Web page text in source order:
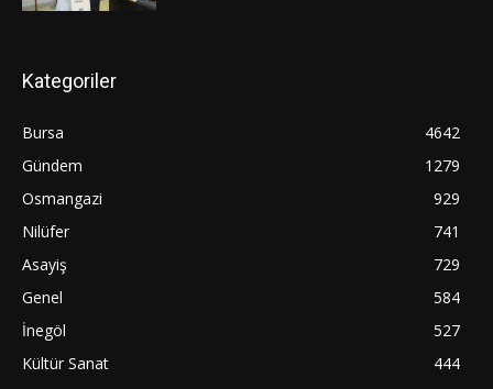
Kategoriler
Bursa
4642
Gündem
1279
Osmangazi
929
Nilüfer
741
Asayiş
729
Genel
584
İnegöl
527
Kültür Sanat
444